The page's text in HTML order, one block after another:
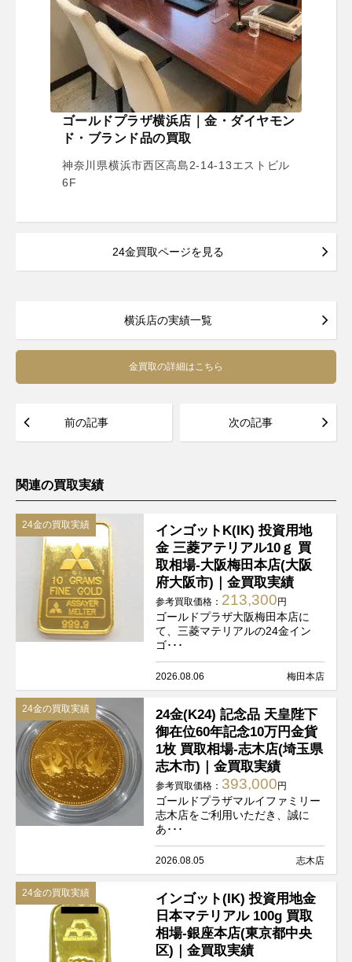
ゴールドプラザ横浜店｜金・ダイヤモン
ド・ブランド品の買取
神奈川県横浜市西区高島2-14-13エストビル
6F
24金買取ページを見る
横浜店の実績一覧
金買取の詳細はこちら
前の記事 次の記事
関連の買取実績
24金の買取実績
インゴットK(IK) 投資用地
金 三菱アテリアル10ｇ 買
取相場-大阪梅田本店(大阪
府大阪市)｜金買取実績
参考買取価格： 213,300 円
ゴールドプラザ大阪梅田本店に
て、三菱マテリアルの24金イン
ゴ･･･
2026.08.06 梅田本店
24金の買取実績
24金(K24) 記念品 天皇陛下
御在位60年記念10万円金貨
1枚 買取相場-志木店(埼玉県
志木市)｜金買取実績
参考買取価格： 393,000 円
ゴールドプラザマルイファミリー
志木店をご利用いただき、誠に
あ･･･
2026.08.05 志木店
24金の買取実績
インゴット(IK) 投資用地金
日本マテリアル 100g 買取
相場-銀座本店(東京都中央
区)｜金買取実績